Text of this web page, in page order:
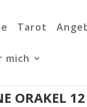
Tarot
mich
ORAKEL 12